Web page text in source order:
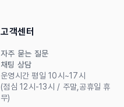
고객센터
자주 묻는 질문
채팅 상담
운영시간 평일 10시~17시
(점심 12시-13시 / 주말,공휴일 휴
무)